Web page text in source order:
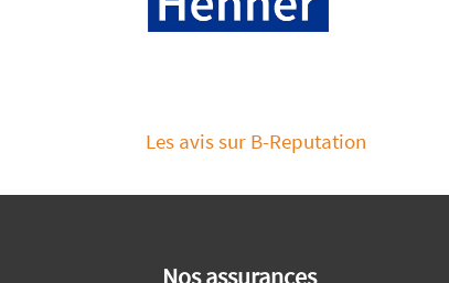
Les avis sur B-Reputation
Nos assurances